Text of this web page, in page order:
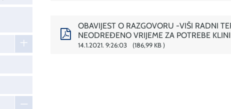
OBAVIJEST O RAZGOVORU -VIŠI RADNI
NEODREĐENO VRIJEME ZA POTREBE
14.1.2021. 9:26:03 186,99 KB